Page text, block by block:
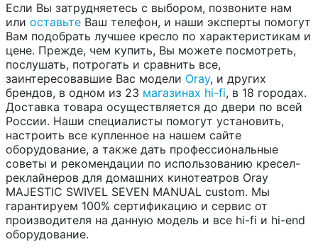
Если Вы затрудняетесь с выбором, позвоните нам
или оставьте Ваш телефон, и наши эксперты помогут
Вам подобрать лучшее кресло по характеристикам и
цене. Прежде, чем купить, Вы можете посмотреть,
послушать, потрогать и сравнить все,
заинтересовавшие Вас модели Oray, и других
брендов, в одном из 23 магазинах hi-fi, в 18 городах.
Доставка товара осуществляется до двери по всей
России. Наши специалисты помогут установить,
настроить все купленное на нашем сайте
оборудование, а также дать профессиональные
советы и рекомендации по использованию кресел-
реклайнеров для домашних кинотеатров Oray
MAJESTIC SWIVEL SEVEN MANUAL custom. Мы
гарантируем 100% сертификацию и сервис от
производителя на данную модель и все hi-fi и hi-end
оборудование.